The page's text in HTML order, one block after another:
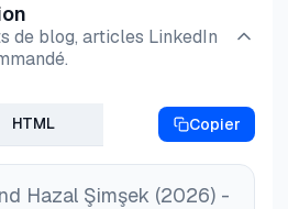
de blog, articles LinkedIn
HTML Copier
Hazal Şimşek (2026) -